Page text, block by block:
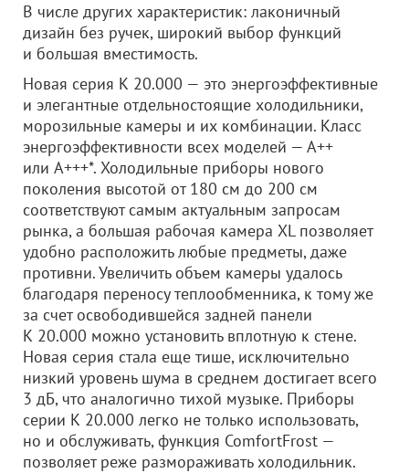
В числе других характеристик: лаконичный
дизайн без ручек, широкий выбор функций
и большая вместимость.
Новая серия К 20.000 — это энергоэффективные
и элегантные отдельностоящие холодильники,
морозильные камеры и их комбинации. Класс
энергоэффективности всех моделей — А++
или A+++*. Холодильные приборы нового
поколения высотой от 180 см до 200 см
соответствуют самым актуальным запросам
рынка, а большая рабочая камера XL позволяет
удобно расположить любые предметы, даже
противни. Увеличить объем камеры удалось
благодаря переносу теплообменника, к тому же
за счет освободившейся задней панели
К 20.000 можно установить вплотную к стене.
Новая серия стала еще тише, исключительно
низкий уровень шума в среднем достигает всего
3 дБ, что аналогично тихой музыке. Приборы
серии К 20.000 легко не только использовать,
но и обслуживать, функция ComfortFrost —
позволяет реже размораживать холодильник.